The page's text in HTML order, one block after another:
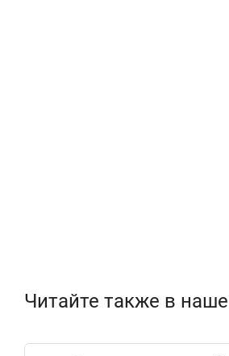
Читайте также в